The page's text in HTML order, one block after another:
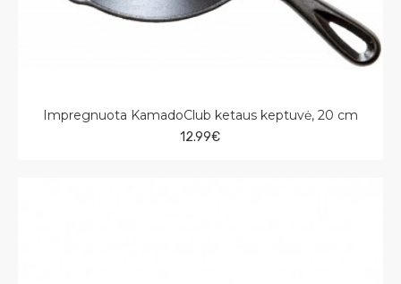
Impregnuota KamadoClub ketaus keptuvė, 20 cm
12.99€